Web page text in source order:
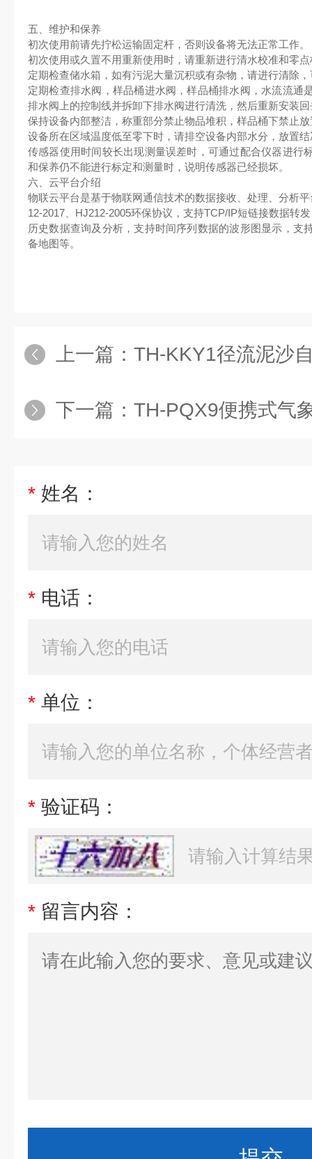
五、维护和保养
初次使用前请先拧松运输固定杆，否则设备将无法正常工作。
初次使用或久置不用重新使用时，请重新进行清水校准和零
定期检查储水箱，如有污泥大量沉积或有杂物，请进行清除
定期检查排水阀，样品桶进水阀，样品桶排水阀，水流流通
排水阀上的控制线并拆卸下排水阀进行清洗，然后重新安装
保持设备内部整洁，称重部分禁止物品堆积，样品桶下禁止
设备所在区域温度低至零下时，请排空设备内部水分，放置
传感器使用时间较长出现测量误差时，可通过配合仪器进行
和保养仍不能进行标定和测量时，说明传感器已经损坏。
六、云平台介绍
物联云平台是基于物联网通信技术的数据接收、处理、分析
12-2017、HJ212-2005环保协议，支持TCP/IP短链接数据转
历史数据查询及分析，支持时间序列数据的波形图显示，支
备地图等。
上一篇： TH-KKY1径流泥沙
下一篇： TH-PQX9便携式气
* 姓名：
* 电话：
* 单位：
* 验证码：
* 留言内容：